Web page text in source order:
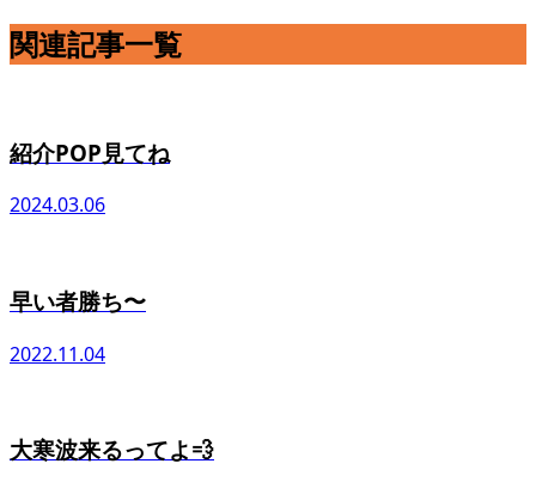
関連記事一覧
紹介POP見てね
2024.03.06
早い者勝ち〜
2022.11.04
大寒波来るってよ💨